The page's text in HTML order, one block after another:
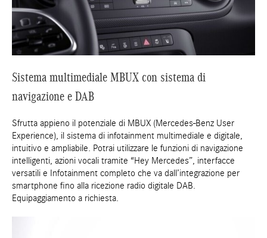
Sistema multimediale MBUX con sistema di
navigazione e DAB
Sfrutta appieno il potenziale di MBUX (Mercedes-Benz User
Experience), il sistema di infotainment multimediale e digitale,
intuitivo e ampliabile. Potrai utilizzare le funzioni di navigazione
intelligenti, azioni vocali tramite “Hey Mercedes”, interfacce
versatili e Infotainment completo che va dall’integrazione per
smartphone fino alla ricezione radio digitale DAB.
Equipaggiamento a richiesta.